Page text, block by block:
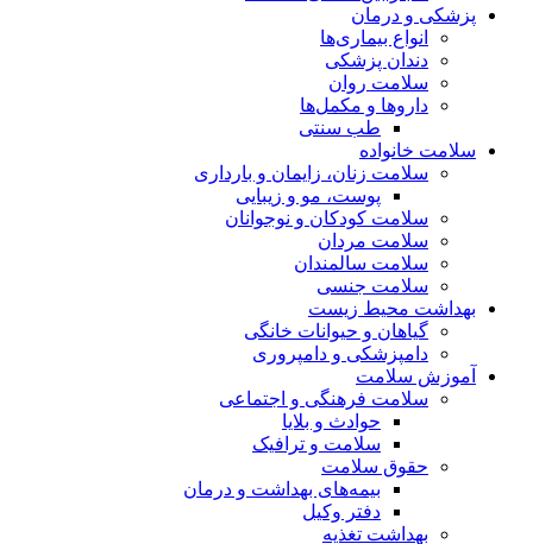
پزشکی و درمان
انواع بیماری‌ها
دندان پزشکی
سلامت روان
داروها و مکمل‌ها
طب سنتی
سلامت خانواده
سلامت زنان، زایمان و بارداری
پوست، مو و زیبایی
سلامت کودکان و نوجوانان
سلامت مردان
سلامت سالمندان
سلامت جنسی
بهداشت محیط زیست
گیاهان و حیوانات خانگی
دامپزشکی و دامپروری
آموزش سلامت
سلامت فرهنگی و اجتماعی
حوادث و بلایا
سلامت و ترافیک
حقوق سلامت
بیمه‌های بهداشت و درمان
دفتر وکیل
بهداشت تغذیه